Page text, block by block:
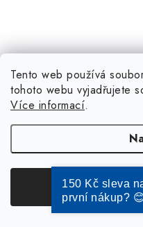
Tento web používá
tohoto webu vyjadřujete
Více informací.
150 Kč sleva
první nákup?